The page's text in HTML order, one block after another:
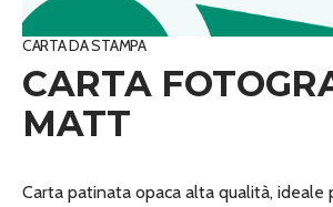
CARTA DA STAMPA
CARTA
MATT
Carta patinata opaca alta qualità, ideale